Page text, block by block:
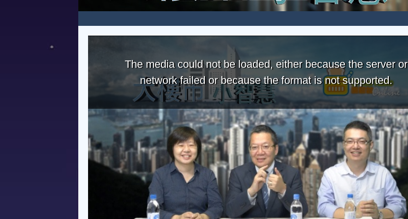
The media could not be loaded, either because the server or
network failed or because the format is not supported.